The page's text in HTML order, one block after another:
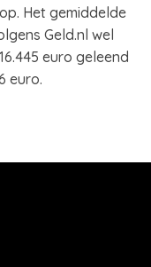
Het gemiddelde
Geld.nl wel
euro geleend
euro.